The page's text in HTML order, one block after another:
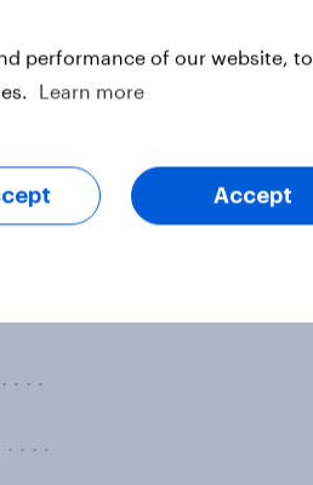
. . .
. .
. .
. . .
. . .
performance of our website, to
Learn more
Accept